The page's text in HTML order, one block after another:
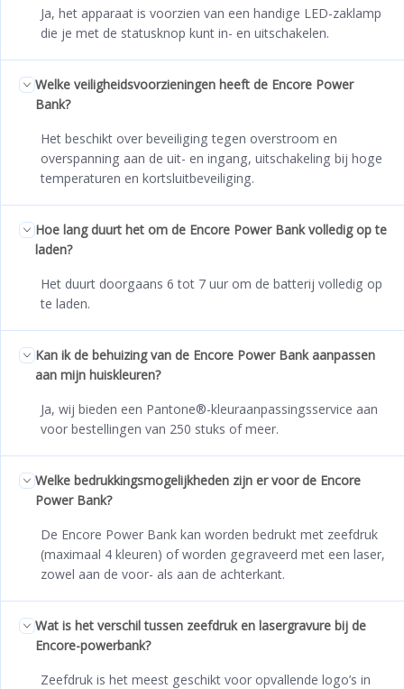
Ja, het apparaat is voorzien van een handige LED-zaklamp
die je met de statusknop kunt in- en uitschakelen.
Welke veiligheidsvoorzieningen heeft de Encore Power
Bank?
Het beschikt over beveiliging tegen overstroom en
overspanning aan de uit- en ingang, uitschakeling bij hoge
temperaturen en kortsluitbeveiliging.
Hoe lang duurt het om de Encore Power Bank volledig op te
laden?
Het duurt doorgaans 6 tot 7 uur om de batterij volledig op
te laden.
Kan ik de behuizing van de Encore Power Bank aanpassen
aan mijn huiskleuren?
Ja, wij bieden een Pantone®-kleuraanpassingsservice aan
voor bestellingen van 250 stuks of meer.
Welke bedrukkingsmogelijkheden zijn er voor de Encore
Power Bank?
De Encore Power Bank kan worden bedrukt met zeefdruk
(maximaal 4 kleuren) of worden gegraveerd met een laser,
zowel aan de voor- als aan de achterkant.
Wat is het verschil tussen zeefdruk en lasergravure bij de
Encore-powerbank?
Zeefdruk is het meest geschikt voor opvallende logo’s in